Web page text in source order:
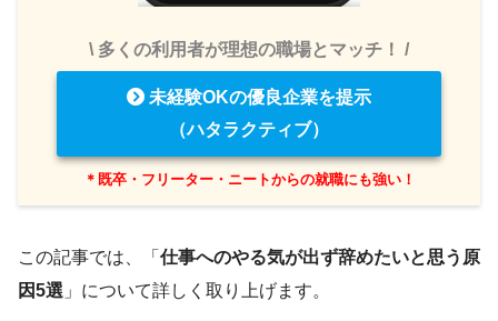
\ 多くの利用者が理想の職場とマッチ！ /
未経験OKの優良企業を提示
（ハタラクティブ）
＊既卒・フリーター・ニートからの就職にも強い！
この記事では、「 仕事へのやる気が出ず辞めたいと思う原
因5選 」について詳しく取り上げます。